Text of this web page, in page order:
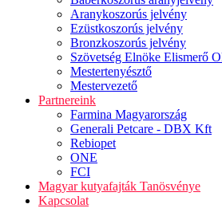
Aranykoszorús jelvény
Ezüstkoszorús jelvény
Bronzkoszorús jelvény
Szövetség Elnöke Elismerő
Mestertenyésztő
Mestervezető
Partnereink
Farmina Magyarország
Generali Petcare - DBX Kft
Rebiopet
ONE
FCI
Magyar kutyafajták Tanösvénye
Kapcsolat